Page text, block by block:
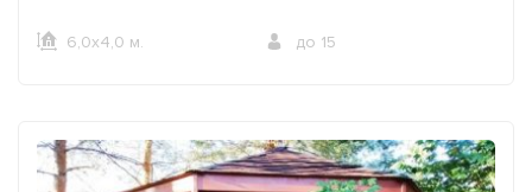
6,0х4,0 м. до 15